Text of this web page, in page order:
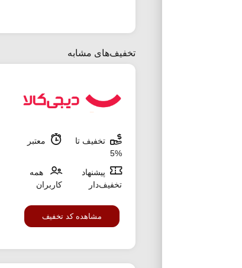
تخفیف‌های مشابه
تخفیف تا
%5
معتبر
پیشنهاد
تخفیف‌دار
همه
کاربران
مشاهده کد تخفیف